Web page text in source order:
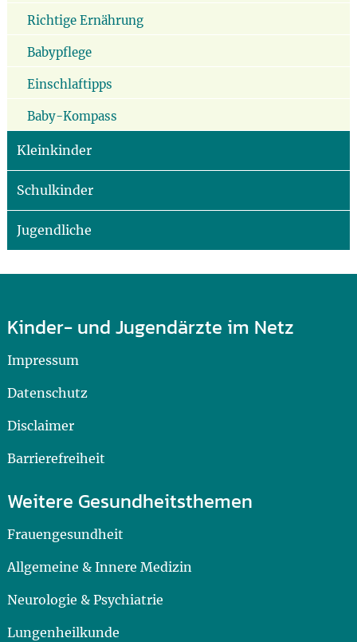
Richtige Ernährung
Babypflege
Einschlaftipps
Baby-Kompass
Kleinkinder
Schulkinder
Jugendliche
Kinder- und Jugendärzte im Netz
Impressum
Datenschutz
Disclaimer
Barrierefreiheit
Weitere Gesundheitsthemen
Frauengesundheit
Allgemeine & Innere Medizin
Neurologie & Psychiatrie
Lungenheilkunde